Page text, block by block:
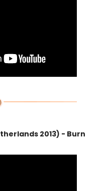
2013) - Burn